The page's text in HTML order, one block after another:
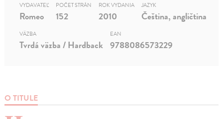
O TITULE
VYDAVATEĽ
Romeo
POČET STRÁN
152
ROK VYDANIA
2010
JAZYK
Čeština, angličtina
VÄZBA
Tvrdá väzba / Hardback
EAN
9788086573229